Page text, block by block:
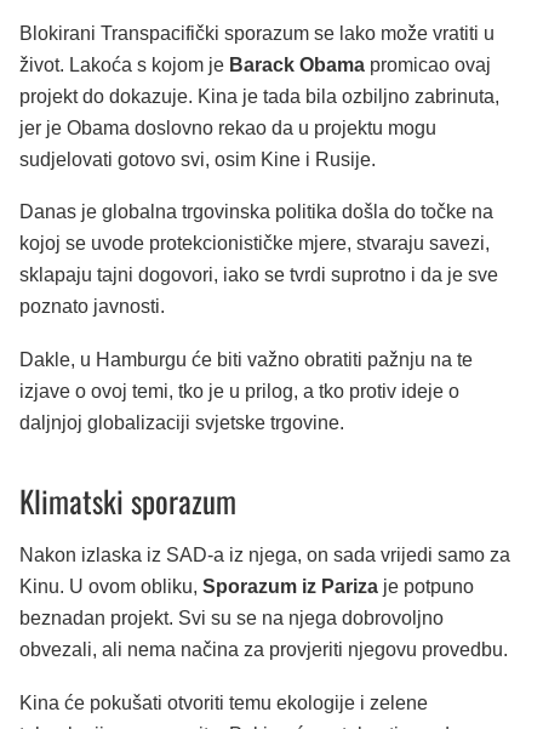
Blokirani Transpacifički sporazum se lako može vratiti u
život. Lakoća s kojom je Barack Obama promicao ovaj
projekt do dokazuje. Kina je tada bila ozbiljno zabrinuta,
jer je Obama doslovno rekao da u projektu mogu
sudjelovati gotovo svi, osim Kine i Rusije.
Danas je globalna trgovinska politika došla do točke na
kojoj se uvode protekcionističke mjere, stvaraju savezi,
sklapaju tajni dogovori, iako se tvrdi suprotno i da je sve
poznato javnosti.
Dakle, u Hamburgu će biti važno obratiti pažnju na te
izjave o ovoj temi, tko je u prilog, a tko protiv ideje o
daljnjoj globalizaciji svjetske trgovine.
Klimatski sporazum
Nakon izlaska iz SAD-a iz njega, on sada vrijedi samo za
Kinu. U ovom obliku, Sporazum iz Pariza je potpuno
beznadan projekt. Svi su se na njega dobrovoljno
obvezali, ali nema načina za provjeriti njegovu provedbu.
Kina će pokušati otvoriti temu ekologije i zelene